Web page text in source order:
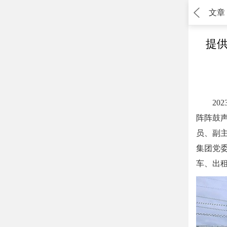
文章
提
2023
阵阵鼓
员、副
集团党
车、出